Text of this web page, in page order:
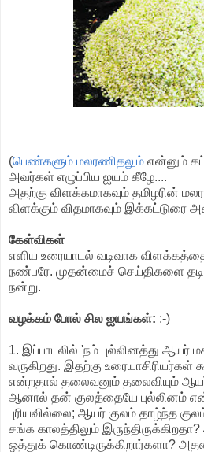
(பெண்களும் மலரணிதலும் என்னும்
அவர்கள் எழுப்பிய ஐயம் கீழே....
அதற்கு விளக்கமாகவும் தமிழரின்
விளக்கும் விதமாகவும் இக்கட்டுரை
கேள்விகள்
எளிய உரையாடல் வடிவாக
நண்பரே. முதன்மைச் செய்திகளை
நன்று.
வழக்கம் போல் சில ஐயங்கள்: :-)
1. இப்பாடலில் 'நம் புல்லினத்து
வருகிறது. இதற்கு
என்றதால் தலைவனும் தலைவியும் ஆயர்
ஆனால் தன் குலத்தையே புல்லினம்
புரியவில்லை; ஆயர் குலம் தாழ்ந்த
சங்க காலத்திலும்
ஒத்துக் கொண்டிருக்கிறார்களா?